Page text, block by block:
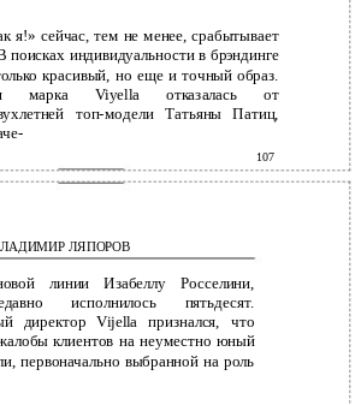
я!» сейчас, тем не менее, срабытывает
поисках индивидуальности в брэндинге
красивый, но еще и точный образ.
марка Viyella отказалась от
топ-модели Татьяны Патиц,
107
ЛЯПОРОВ
линии Изабеллу Росселини,
исполнилось пятьдесят.
директор Vijella признался, что
клиентов на неуместно юный
первоначально выбранной на роль